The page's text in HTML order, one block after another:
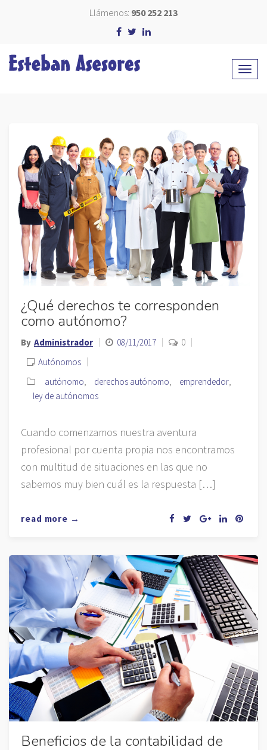
Llámenos: 950 252 213
¿Qué derechos te corresponden
como autónomo?
By Administrador 08/11/2017
0
Autónomos
autónomo, derechos autónomo, emprendedor,
ley de autónomos
Cuando comenzamos nuestra aventura
profesional por cuenta propia nos encontramos
con multitud de situaciones en las que no
sabemos muy bien cuál es la respuesta […]
read more →
Beneficios de la contabilidad de